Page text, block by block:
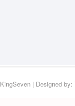
KingSeven | Designed by: